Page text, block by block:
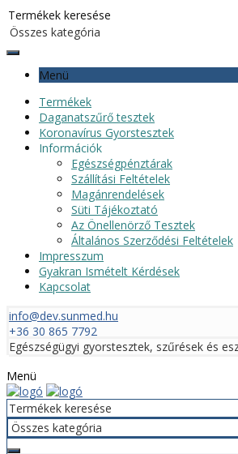
Menü
Termékek
Daganatszűrő tesztek
Koronavírus Gyorstesztek
Információk
Egészségpénztárak
Szállítási Feltételek
Magánrendelések
Süti Tájékoztató
Az Önellenörző Tesztek
Általános Szerződési Feltételek
Impresszum
Gyakran Ismételt Kérdések
Kapcsolat
info@dev.sunmed.hu
+36 30 865 7792
Egészségügyi gyorstesztek, szűrések és
Menü